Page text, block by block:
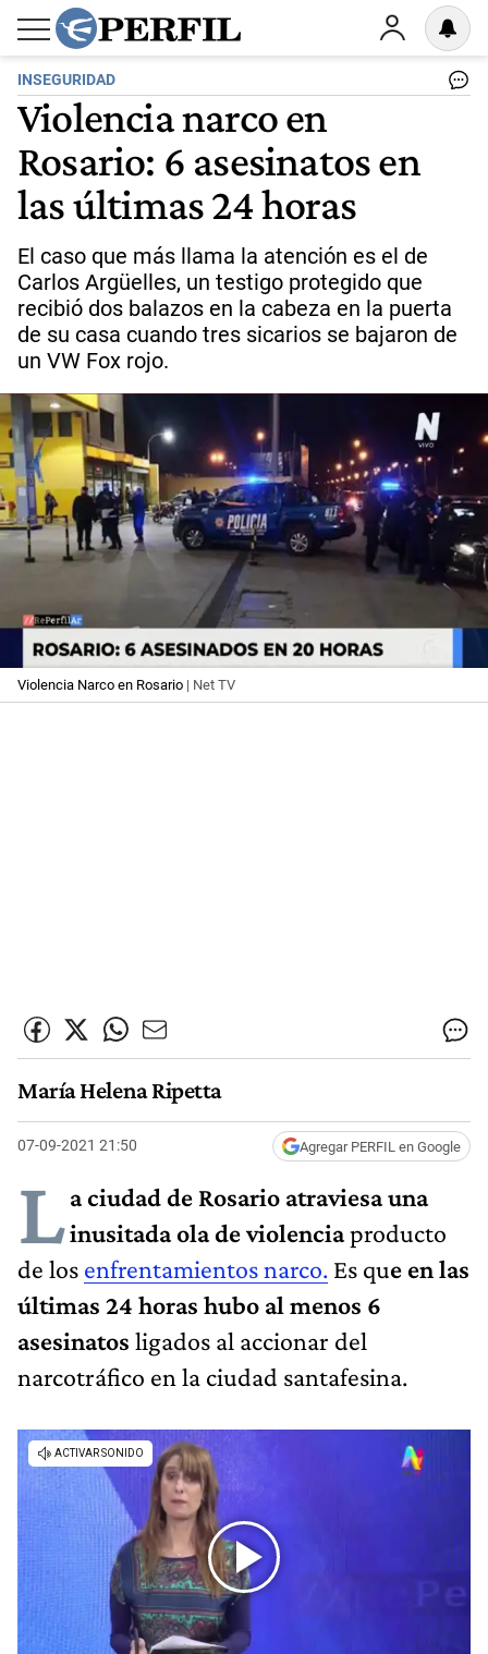
INSEGURIDAD
Violencia narco en
Rosario: 6 asesinatos en
las últimas 24 horas
El caso que más llama la atención es el de
Carlos Argüelles, un testigo protegido que
recibió dos balazos en la cabeza en la puerta
de su casa cuando tres sicarios se bajaron de
un VW Fox rojo.
Violencia Narco en Rosario | Net TV
María Helena Ripetta
07-09-2021 21:50 Agregar PERFIL en Google
La ciudad de Rosario atraviesa una
inusitada ola de violenciaproducto
de los enfrentamientos narco. Es que en las
últimas 24 horas hubo al menos 6
asesinatos ligados al accionar del
narcotráfico en la ciudad santafesina.